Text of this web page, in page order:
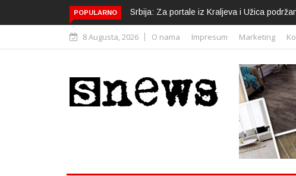
POPULARNO Srbija: Za portale iz Kraljeva i Užica
8 Augusta, 2026 O nama Impresum Marketing